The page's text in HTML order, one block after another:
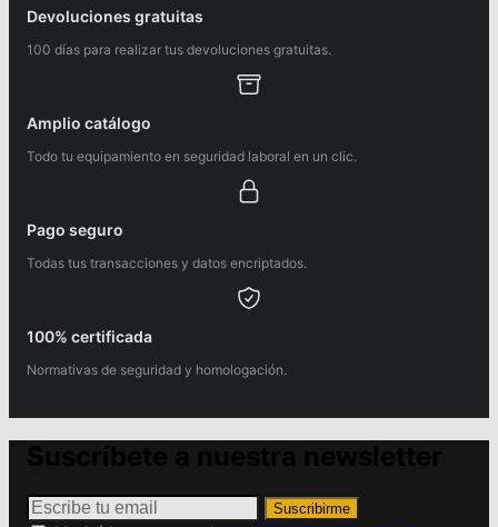
Devoluciones gratuitas
100 días para realizar tus devoluciones gratuitas.
Amplio catálogo
Todo tu equipamiento en seguridad laboral en un clic.
Pago seguro
Todas tus transacciones y datos encriptados.
100% certificada
Normativas de seguridad y homologación.
Suscribirme